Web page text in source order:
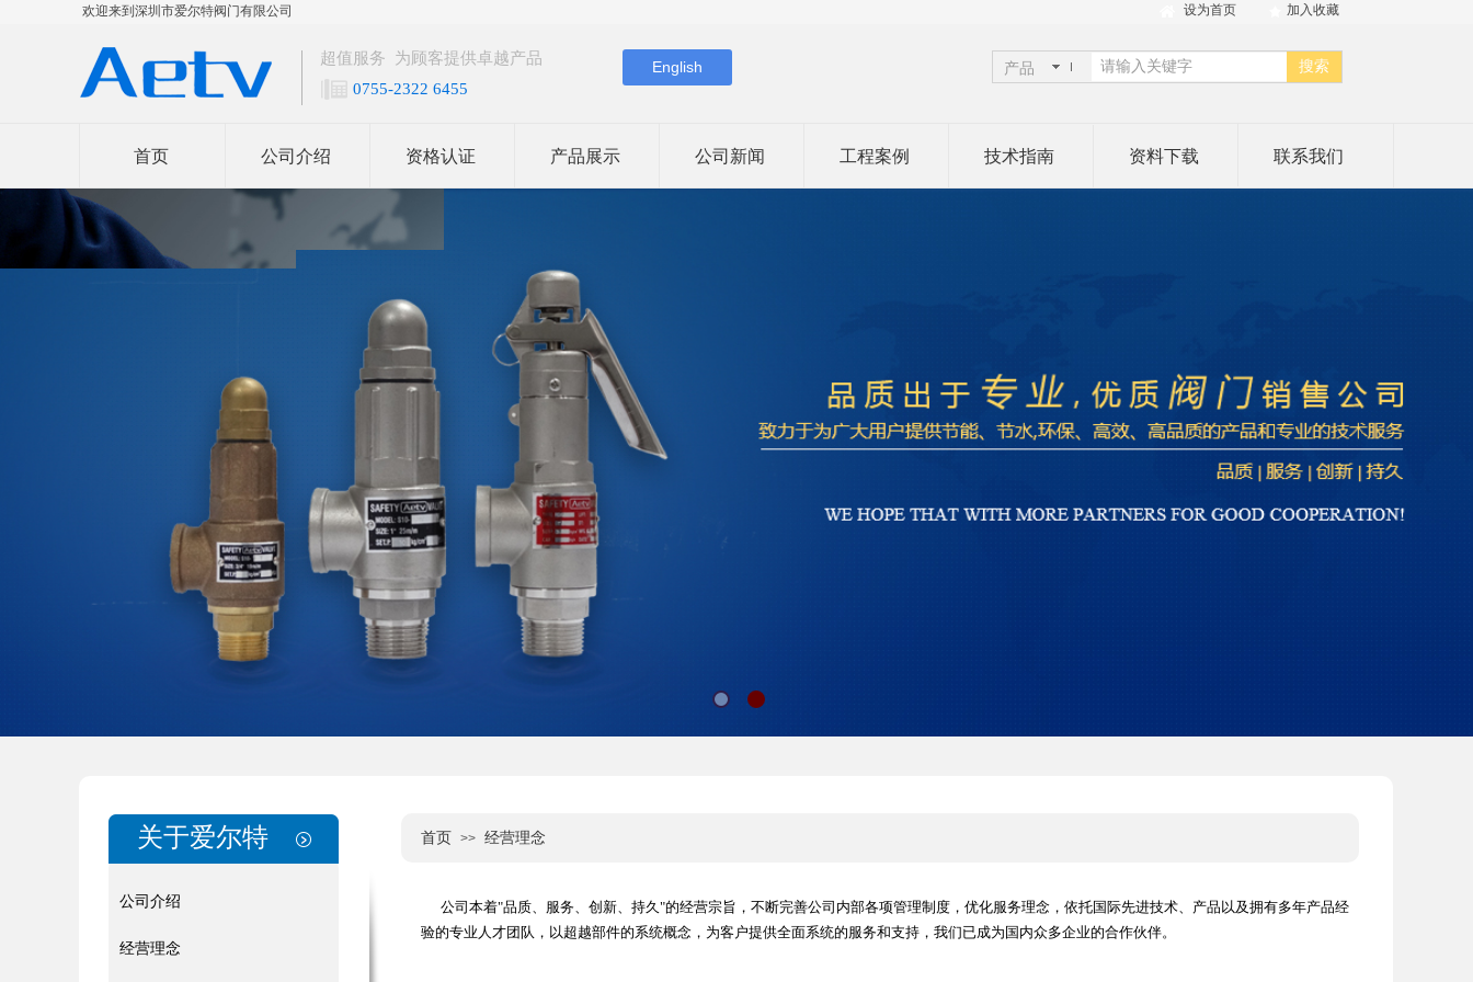
欢迎来到深圳市爱尔特阀门有限公司 设为首页 加入收藏
超值服务 为顾客提供卓越产品 English 产品 搜索
0755-2322 6455
首页 公司介绍 资格认证 产品展示 公司新闻 工程案例 技术指南 资料下载 联系我们
关于爱尔特 首页 >> 经营理念
公司介绍
经营理念
公司本着"品质、服务、创新、持久"的经营宗旨，不断完善公司内部各项管理制度，优化服务理念，依托国际先进技术、产品以及拥有多年产品经
验的专业人才团队，以超越部件的系统概念，为客户提供全面系统的服务和支持，我们已成为国内众多企业的合作伙伴。